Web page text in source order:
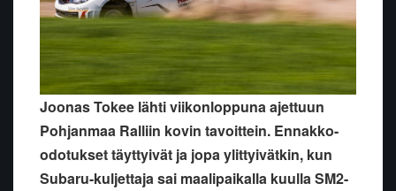
Joonas Tokee lähti viikonloppuna ajettuun
Pohjanmaa Ralliin kovin tavoittein. Ennakko-
odotukset täyttyivät ja jopa ylittyivätkin, kun
Subaru-kuljettaja sai maalipaikalla kuulla SM2-